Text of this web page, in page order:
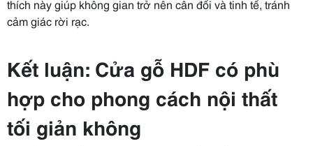
thích này giúp không gian trở nên cân đối và tinh tế, tránh
cảm giác rời rạc.
Kết luận: Cửa gỗ HDF có phù
hợp cho phong cách nội thất
tối giản không